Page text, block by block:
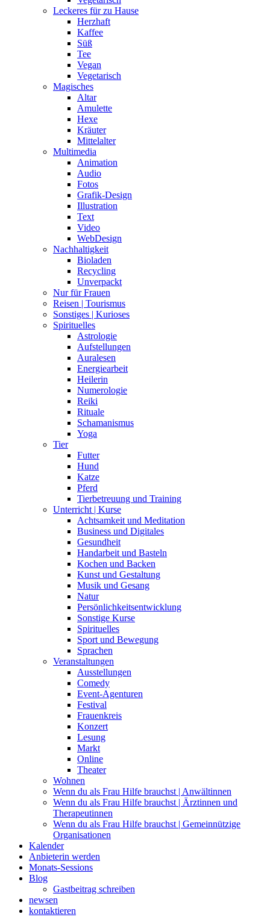
Leckeres für zu Hause
Herzhaft
Kaffee
Süß
Tee
Vegan
Vegetarisch
Magisches
Altar
Amulette
Hexe
Kräuter
Mittelalter
Multimedia
Animation
Audio
Fotos
Grafik-Design
Illustration
Text
Video
WebDesign
Nachhaltigkeit
Bioladen
Recycling
Unverpackt
Nur für Frauen
Reisen | Tourismus
Sonstiges | Kurioses
Spirituelles
Astrologie
Aufstellungen
Auralesen
Energiearbeit
Heilerin
Numerologie
Reiki
Rituale
Schamanismus
Yoga
Tier
Futter
Hund
Katze
Pferd
Tierbetreuung und Training
Unterricht | Kurse
Achtsamkeit und Meditation
Business und Digitales
Gesundheit
Handarbeit und Basteln
Kochen und Backen
Kunst und Gestaltung
Musik und Gesang
Natur
Persönlichkeitsentwicklung
Sonstige Kurse
Spirituelles
Sport und Bewegung
Sprachen
Veranstaltungen
Ausstellungen
Comedy
Event-Agenturen
Festival
Frauenkreis
Konzert
Lesung
Markt
Online
Theater
Wohnen
Wenn du als Frau Hilfe brauchst | Anwältinnen
Wenn du als Frau Hilfe brauchst | Ärztinnen und
Therapeutinnen
Wenn du als Frau Hilfe brauchst | Gemeinnützige
Organisationen
Kalender
Anbieterin werden
Monats-Sessions
Blog
Gastbeitrag schreiben
newsen
kontaktieren